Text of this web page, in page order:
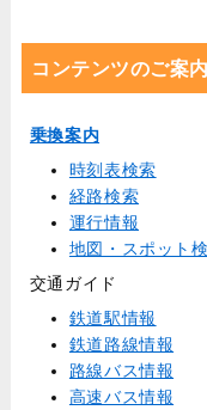
コンテンツのご案内
乗換案内
時刻表検索
経路検索
運行情報
地図・スポット
交通ガイド
鉄道駅情報
鉄道路線情報
路線バス情報
高速バス情報